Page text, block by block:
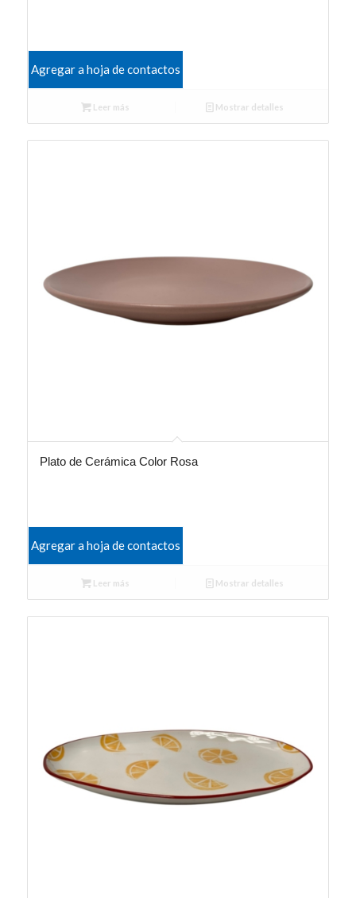
Agregar a hoja de contactos
Leer más Mostrar detalles
Plato de Cerámica Color Rosa
Agregar a hoja de contactos
Leer más Mostrar detalles